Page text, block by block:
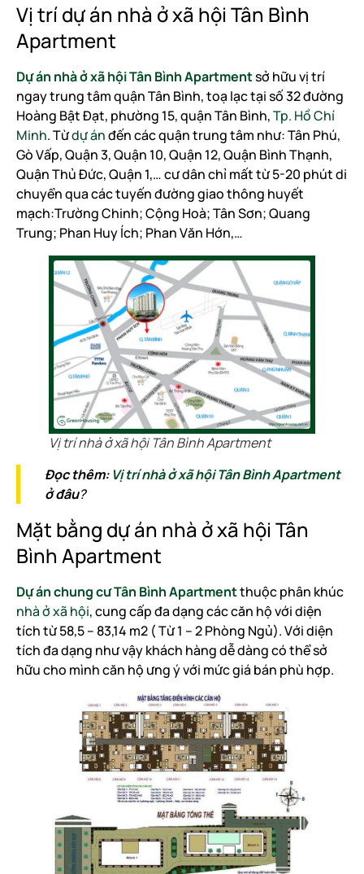
Vị trí dự án nhà ở xã hội Tân Bình
Apartment
Dự án nhà ở xã hội Tân Bình Apartmentsở hữu vị trí
ngay trung tâm quận Tân Bình, toạ lạc tại số 32 đường
Hoàng Bật Đạt, phường 15, quận Tân Bình,Tp. Hồ Chí
Minh. Từdự ánđến các quận trung tâm như: Tân Phú,
Gò Vấp, Quận 3, Quận 10, Quận 12, Quận Bình Thạnh,
Quận Thủ Đức, Quận 1,… cư dân chỉ mất từ 5-20 phút di
chuyển qua các tuyến đường giao thông huyết
mạch:Trường Chinh; Cộng Hoà; Tân Sơn; Quang
Trung; Phan Huy Ích; Phan Văn Hớn,…
Vị trí nhà ở xã hội Tân Bình Apartment
Đọc thêm: Vị trí nhà ở xã hội Tân Bình Apartment
ở đâu?
Mặt bằng dự án nhà ở xã hội Tân
Bình Apartment
Dự án chung cư Tân Bình Apartmentthuộc phân khúc
nhà ở xã hội, cung cấp đa dạng các căn hộ với diện
tích từ 58,5 – 83,14 m2 ( Từ 1 – 2 Phòng Ngủ). Với diện
tích đa dạng như vậy khách hàng dễ dàng có thể sở
hữu cho mình căn hộ ưng ý với mức giá bán phù hợp.